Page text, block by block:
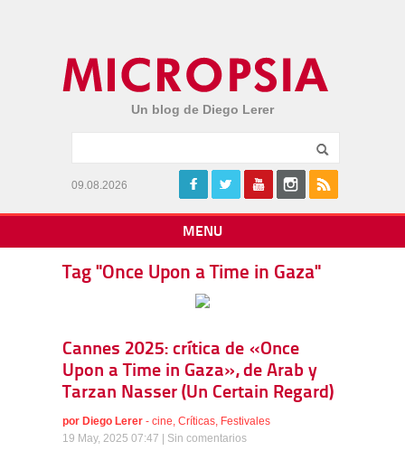
Un blog de Diego Lerer
09.08.2026
MENU
Tag "Once Upon a Time in Gaza"
Cannes 2025: crítica de «Once
Upon a Time in Gaza», de Arab y
Tarzan Nasser (Un Certain Regard)
por Diego Lerer - cine, Críticas, Festivales
19 May, 2025 07:47 | Sin comentarios